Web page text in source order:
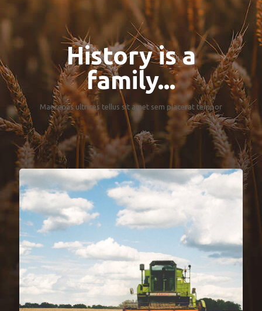
History is a
family...
Maecenas ultrices tellus sit amet sem placerat tempor